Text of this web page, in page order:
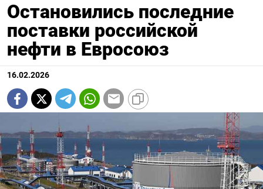
Остановились последние
поставки российской
нефти в Евросоюз
16.02.2026